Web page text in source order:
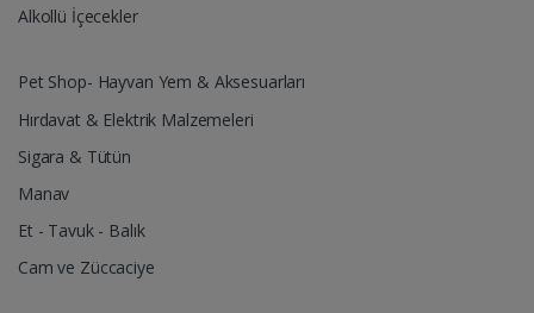
Alkollü İçecekler
Pet Shop- Hayvan Yem & Aksesuarları
Hırdavat & Elektrik Malzemeleri
Sigara & Tütün
Manav
Et - Tavuk - Balık
Cam ve Züccaciye